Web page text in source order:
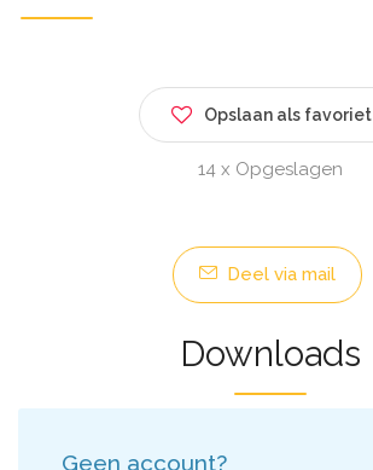
Opslaan als favoriet
14 x Opgeslagen
Deel via mail
Downloads
Geen account?